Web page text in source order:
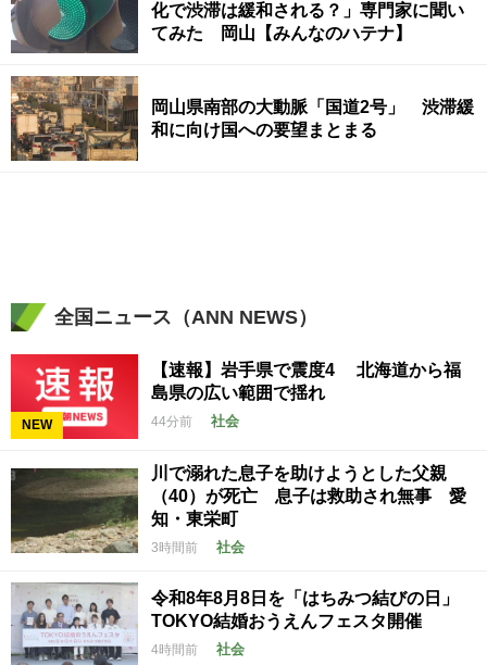
化で渋滞は緩和される？」専門家に聞い
てみた 岡山【みんなのハテナ】
岡山県南部の大動脈「国道2号」 渋滞緩
和に向け国への要望まとまる
全国ニュース（ANN NEWS）
NEW
【速報】岩手県で震度4 北海道から福
島県の広い範囲で揺れ
44分前 社会
川で溺れた息子を助けようとした父親
（40）が死亡 息子は救助され無事 愛
知・東栄町
3時間前 社会
令和8年8月8日を「はちみつ結びの日」
TOKYO結婚おうえんフェスタ開催
4時間前 社会